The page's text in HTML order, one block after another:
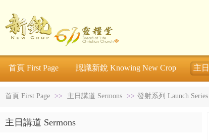
首頁 First Page 認識新銳 Knowing New Crop 主
首頁 First Page >> 主日講道 Sermons >> 發射系列 Launch Series
主日講道 Sermons